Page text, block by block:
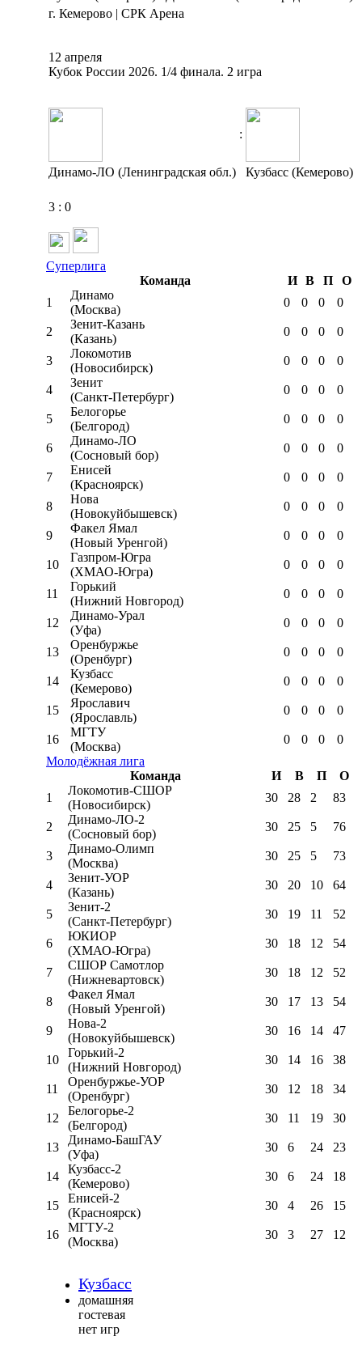
г. Кемерово | СРК Арена
12 апреля
Кубок России 2026. 1/4 финала. 2 игра
:
Динамо-ЛО (Ленинградская обл.) Кузбасс (Кемерово)
3 : 0
Суперлига
Команда
И В П
О
1
Динамо
(Москва)
0 0 0 0
2
Зенит-Казань
(Казань)
0 0 0 0
3
Локомотив
(Новосибирск)
0 0 0 0
4
Зенит
(Санкт-Петербург)
0 0 0 0
5
Белогорье
(Белгород)
0 0 0 0
6
Динамо-ЛО
(Сосновый бор)
0 0 0 0
7
Енисей
(Красноярск)
0 0 0 0
8
Нова
(Новокуйбышевск)
0 0 0 0
9
Факел Ямал
(Новый Уренгой)
0 0 0 0
10
Газпром-Югра
(ХМАО-Югра)
0 0 0 0
11
Горький
(Нижний Новгород)
0 0 0 0
12
Динамо-Урал
(Уфа)
0 0 0 0
13
Оренбуржье
(Оренбург)
0 0 0 0
14
Кузбасс
(Кемерово)
0 0 0 0
15
Ярославич
(Ярославль)
0 0 0 0
16
МГТУ
(Москва)
0 0 0
0
Молодёжная лига
Команда
И В П
О
1
Локомотив-CШОР
(Новосибирск)
30 28 2 83
2
Динамо-ЛО-2
(Сосновый бор)
30 25 5 76
3
Динамо-Олимп
(Москва)
30 25 5 73
4
Зенит-УОР
(Казань)
30 20 10 64
5
Зенит-2
(Санкт-Петербург)
30 19 11 52
6
ЮКИОР
(ХМАО-Югра)
30 18 12 54
7
СШОР Самотлор
(Нижневартовск)
30 18 12 52
8
Факел Ямал
(Новый Уренгой)
30 17 13 54
9
Нова-2
(Новокуйбышевск)
30 16 14 47
10
Горький-2
(Нижний Новгород)
30 14 16 38
11
Оренбуржье-УОР
(Оренбург)
30 12 18 34
12
Белогорье-2
(Белгород)
30 11 19 30
13
Динамо-БашГАУ
(Уфа)
30 6 24 23
14
Кузбасс-2
(Кемерово)
30 6 24 18
15
Енисей-2
(Красноярск)
30 4 26 15
16
МГТУ-2
(Москва)
30 3 27 12
Кузбасс
домашняя
гостевая
нет игр